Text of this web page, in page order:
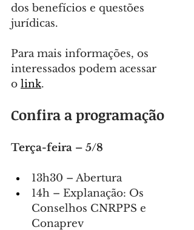
dos benefícios e questões
jurídicas.
Para mais informações, os
interessados podem acessar
o link.
Confira a programação
Terça-feira – 5/8
13h30 – Abertura
14h – Explanação: Os
Conselhos CNRPPS e
Conaprev